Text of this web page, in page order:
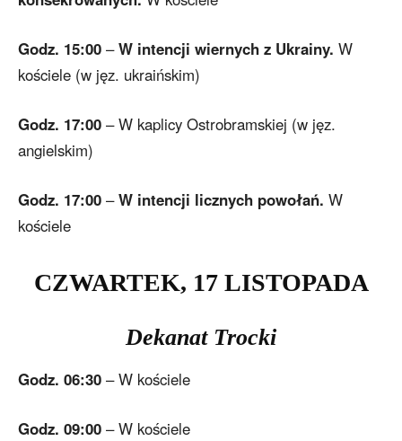
Godz. 15:00 –W intencji wiernych z Ukrainy. W
kościele (w jęz. ukraińskim)
Godz. 17:00 – W kaplicy Ostrobramskiej (w jęz.
angielskim)
Godz. 17:00 –W intencji licznych powołań. W
kościele
CZWARTEK, 17 LISTOPADA
Dekanat Trocki
Godz. 06:30 – W kościele
Godz. 09:00 – W kościele